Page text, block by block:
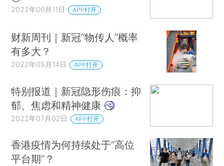
2022年06月11日 APP打开
财新周刊｜新冠“物传人”概率
有多大？
2022年05月14日 APP打开
特别报道｜新冠隐形伤痕：抑
郁、焦虑和精神健康
2022年07月02日 APP打开
香港疫情为何持续处于“高位
平台期”？